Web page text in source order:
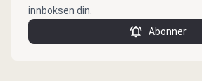
innboksen din.
Abonner